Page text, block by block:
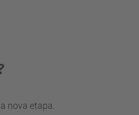
nova etapa.